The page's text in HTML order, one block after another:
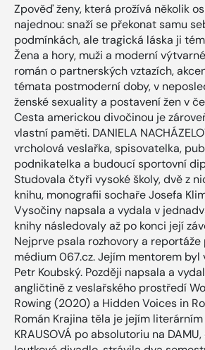
Zpověď ženy, která prožívá několik
najednou: snaží se překonat samu
podmínkách, ale tragická láska ji
Žena a hory, muži a moderní
román o partnerských vztazích,
témata postmoderní doby, v
ženské sexuality a postavení žen v
Cesta americkou divočinou je
vlastní paměti. DANIELA
vrcholová veslařka, spisovatelka,
podnikatelka a budoucí sportovní
Studovala čtyři vysoké školy, dvě z
knihu, monografii sochaře Josefa
Vysočiny napsala a vydala v
knihy následovaly až po konci její
Nejprve psala rozhovory a
médium 067.cz. Jejím mentorem byl
Petr Koubský. Později napsala a
angličtině z veslařského prostředí
Rowing (2020) a Hidden Voices in
Román Krajina těla je jejím
KRAUSOVÁ po absolutoriu na